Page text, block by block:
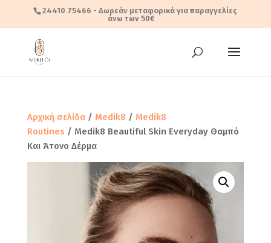
24410 75466 - Δωρεάν μεταφορικά για παραγγελίες
άνω των 50€
Αρχική σελίδα/ Medik8 / Medik8
Routines / Medik8 Beautiful Skin Everyday Θαμπό
Και Άτονο Δέρμα